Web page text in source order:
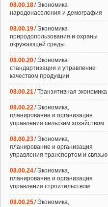
08.00.18/ Экономика
народонаселения и демография
08.00.19/ Экономика
природопользования и охраны
окружающей среды
08.00.20/ Экономика
стандартизации и управление
качеством продукции
08.00.21/ Транзитивная экономика
08.00.22/ Экономика,
планирование и организация
управления сельским хозяйством
08.00.23/ Экономика,
планирование и организация
управления транспортом и связью
08.00.24/ Экономика,
планирование и организация
управления строительством
08.00.25/ Экономика,